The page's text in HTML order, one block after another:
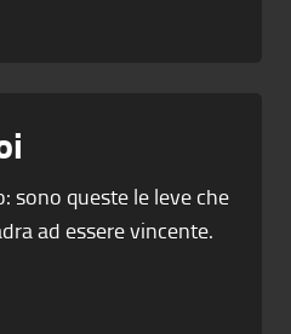
sono queste le leve che
ad essere vincente.